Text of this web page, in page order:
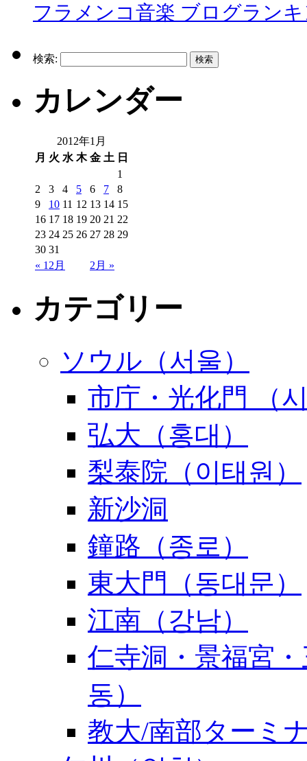
フラメンコ音楽 ブログラン
検索:
カレンダー
2012年1月
月 火 水 木 金 土 日
« 12月 2月 »
1
2
3 4 5 6 7
8
9
10 11 12 13 14 15
16 17 18 19 20 21 22
23 24 25 26 27 28 29
30 31
カテゴリー
ソウル（서울）
市庁・光化門 （
弘大（홍대）
梨泰院（이태원）
新沙洞
鐘路（종로）
東大門（동대문）
江南（강남）
仁寺洞・景福宮
동）
教大/南部ターミ